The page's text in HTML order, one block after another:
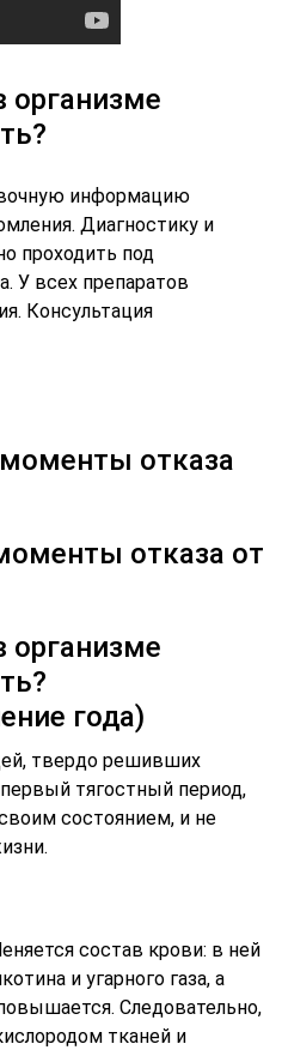
организме
информацию
Диагностику и
проходить под
У всех препаратов
Консультация
отказа
отказа от
организме
года)
твердо решивших
тягостный период,
состоянием, и не
состав крови: в ней
и угарного газа, а
Следовательно,
тканей и